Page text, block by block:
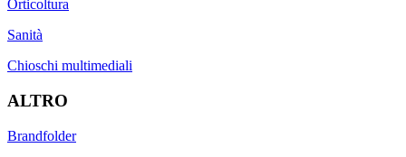
Orticoltura
Sanità
Chioschi multimediali
ALTRO
Brandfolder